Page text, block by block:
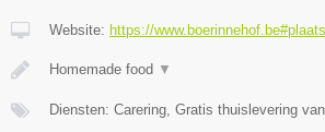
Website: https://www.boerinnehof.be#plaats
Homemade food ▼
Diensten: Carering, Gratis thuislevering